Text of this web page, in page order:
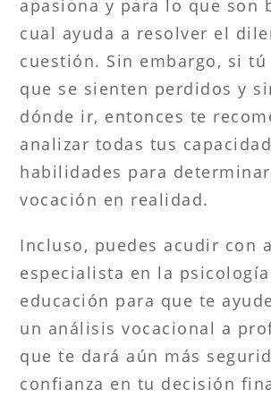
apasiona y para lo que son
cual ayuda a resolver el
cuestión. Sin embargo, si
que se sienten perdidos y
dónde ir, entonces te
analizar todas tus
habilidades para
vocación en realidad.
Incluso, puedes acudir con
especialista en la
educación para que te
un análisis vocacional a
que te dará aún más
confianza en tu decisión